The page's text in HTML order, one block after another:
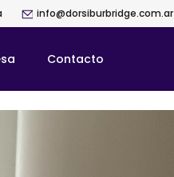
info@dorsiburbridge.com.ar
Contacto